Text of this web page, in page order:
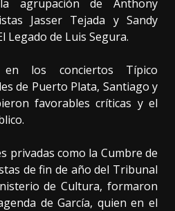
agrupación de Anthony
Jasser Tejada y Sandy
Legado de Luis Segura.
en los conciertos Típico
de Puerto Plata, Santiago y
favorables críticas y el
privadas como la Cumbre de
de fin de año del Tribunal
de Cultura, formaron
de García, quien en el